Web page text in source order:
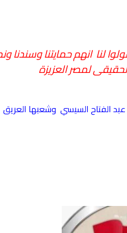
لنا انهم حمايتنا وسندنا
لمصر العزيزة
الفتاح السيسي وشعبها العريق